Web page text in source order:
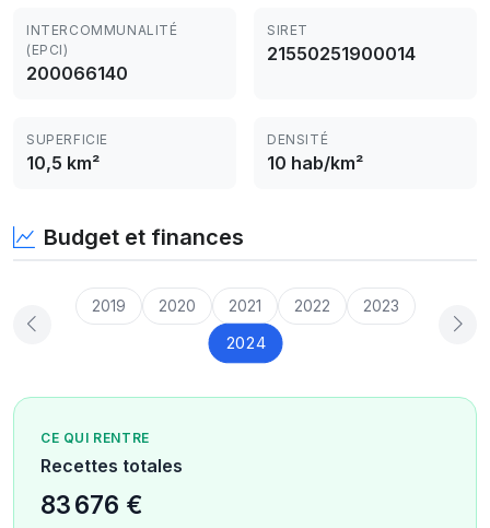
INTERCOMMUNALITÉ
(EPCI)
200066140
SIRET
21550251900014
SUPERFICIE
10,5 km²
DENSITÉ
10 hab/km²
Budget et finances
2019 2020 2021 2022 2023
2024
CE QUI RENTRE
Recettes totales
83 676 €